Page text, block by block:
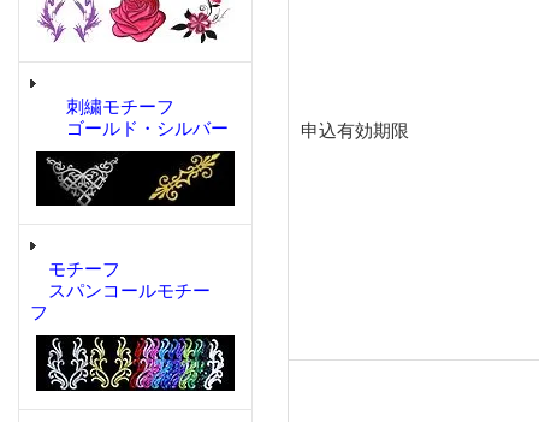
刺繍モチーフ
ゴールド・シルバー
モチーフ
スパンコールモチー
フ
申込有効期限